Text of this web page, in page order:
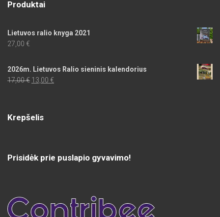
Produktai
Lietuvos ralio knyga 2021
27,00 €
2026m. Lietuvos Ralio sieninis kalendorius
17,00€ Original
13,00 €Current
Krepšelis
Prisidėk prie puslapio gyvavimo!